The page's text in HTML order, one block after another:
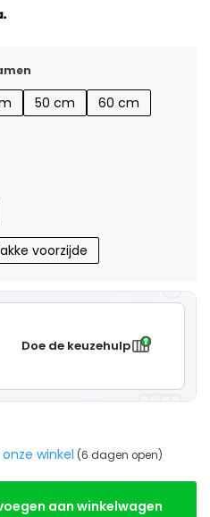
50 cm
60 cm
voorzijde
Doe de keuzehulp
onze winkel (6 dagen open)
aan winkelwagen